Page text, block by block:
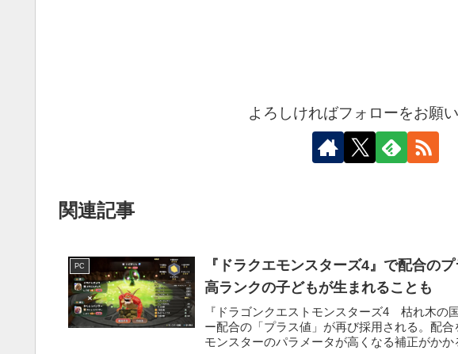
よろしければフォローをお願
関連記事
PC
『ドラクエモンスターズ4』で配合の
高ランクの子どもが生まれることも
『ドラゴンクエストモンスターズ4 枯れ木の
ー配合の「プラス値」が再び採用される。配
モンスターのパラメータが高くなる補正がか